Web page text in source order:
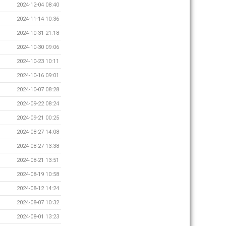
2024-12-04 08:40
2024-11-14 10:36
2024-10-31 21:18
2024-10-30 09:06
2024-10-23 10:11
2024-10-16 09:01
2024-10-07 08:28
2024-09-22 08:24
2024-09-21 00:25
2024-08-27 14:08
2024-08-27 13:38
2024-08-21 13:51
2024-08-19 10:58
2024-08-12 14:24
2024-08-07 10:32
2024-08-01 13:23